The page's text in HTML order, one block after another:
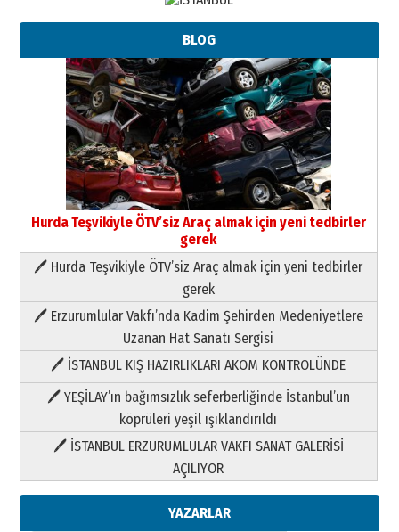
BLOG
Hurda Teşvikiyle ÖTV’siz Araç almak için yeni tedbirler
gerek
🖊 Hurda Teşvikiyle ÖTV’siz Araç almak için yeni tedbirler
gerek
🖊 Erzurumlular Vakfı’nda Kadim Şehirden Medeniyetlere
Uzanan Hat Sanatı Sergisi
🖊 İSTANBUL KIŞ HAZIRLIKLARI AKOM KONTROLÜNDE
🖊 YEŞİLAY’ın bağımsızlık seferberliğinde İstanbul’un
köprüleri yeşil ışıklandırıldı
🖊 İSTANBUL ERZURUMLULAR VAKFI SANAT GALERİSİ
AÇILIYOR
YAZARLAR
Paranın Aile Kültüründeki Yeri
03 Ağustos 2026 Pazartesi
Yıldırım Gündoğdu
HAVVA’NIN ÜÇ KIZI
09 Temmuz 2026 Perşembe
Yusuf POLAT
Şampiyonluk Sebahattin Şirin’e
11 Mayıs 2026 Pazartesi